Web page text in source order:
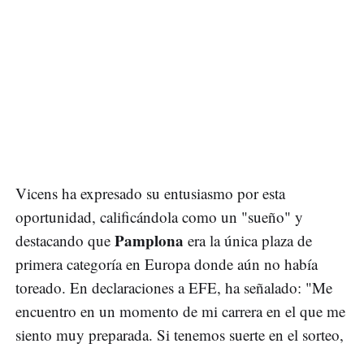
Vicens ha expresado su entusiasmo por esta
oportunidad, calificándola como un "sueño" y
destacando que Pamplona era la única plaza de
primera categoría en Europa donde aún no había
toreado. En declaraciones a EFE, ha señalado: "Me
encuentro en un momento de mi carrera en el que me
siento muy preparada. Si tenemos suerte en el sorteo,